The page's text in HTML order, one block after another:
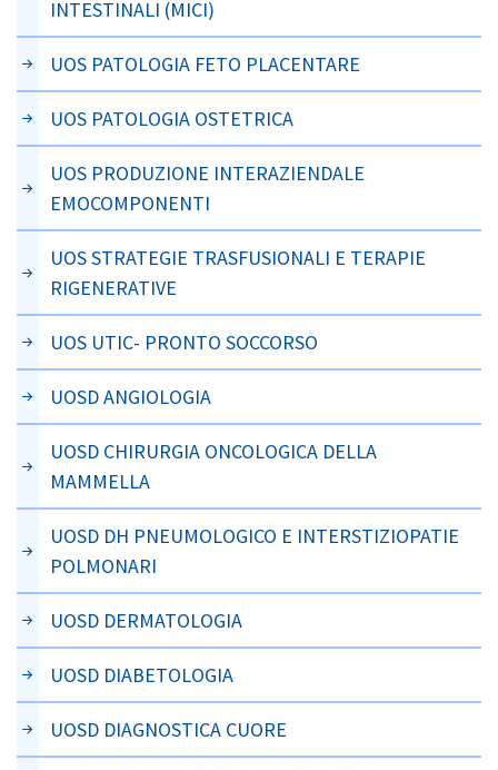
INTESTINALI (MICI)
UOS PATOLOGIA FETO PLACENTARE
UOS PATOLOGIA OSTETRICA
UOS PRODUZIONE INTERAZIENDALE
EMOCOMPONENTI
UOS STRATEGIE TRASFUSIONALI E TERAPIE
RIGENERATIVE
UOS UTIC- PRONTO SOCCORSO
UOSD ANGIOLOGIA
UOSD CHIRURGIA ONCOLOGICA DELLA
MAMMELLA
UOSD DH PNEUMOLOGICO E INTERSTIZIOPATIE
POLMONARI
UOSD DERMATOLOGIA
UOSD DIABETOLOGIA
UOSD DIAGNOSTICA CUORE